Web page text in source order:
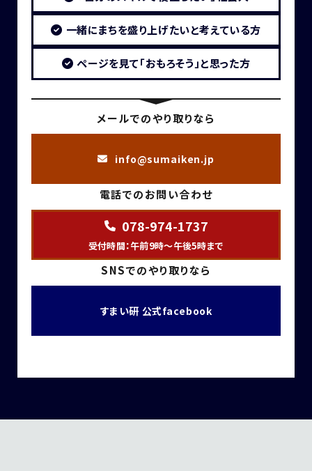
一緒にまちを盛り上げたいと考えている方
ページを見て「おもろそう」と思った方
メールでのやり取りなら
info@sumaiken.jp
電話でのお問い合わせ
078-974-1737
受付時間：午前9時～午後5時まで
SNSでのやり取りなら
すまい研 公式facebook